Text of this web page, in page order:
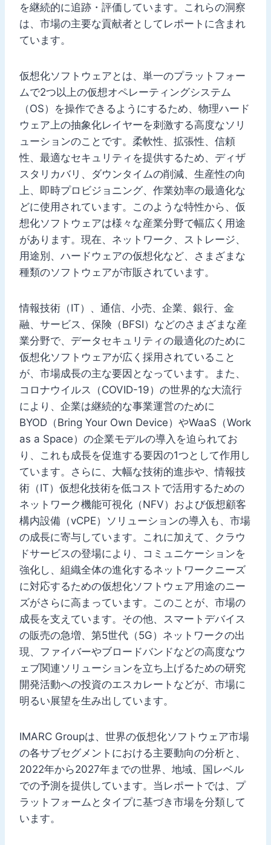
を継続的に追跡・評価しています。これらの洞察
は、市場の主要な貢献者としてレポートに含まれ
ています。
仮想化ソフトウェアとは、単一のプラットフォー
ムで2つ以上の仮想オペレーティングシステム
（OS）を操作できるようにするため、物理ハード
ウェア上の抽象化レイヤーを刺激する高度なソリ
ューションのことです。柔軟性、拡張性、信頼
性、最適なセキュリティを提供するため、ディザ
スタリカバリ、ダウンタイムの削減、生産性の向
上、即時プロビジョニング、作業効率の最適化な
どに使用されています。このような特性から、仮
想化ソフトウェアは様々な産業分野で幅広く用途
があります。現在、ネットワーク、ストレージ、
用途別、ハードウェアの仮想化など、さまざまな
種類のソフトウェアが市販されています。
情報技術（IT）、通信、小売、企業、銀行、金
融、サービス、保険（BFSI）などのさまざまな産
業分野で、データセキュリティの最適化のために
仮想化ソフトウェアが広く採用されていること
が、市場成長の主な要因となっています。また、
コロナウイルス（COVID-19）の世界的な大流行
により、企業は継続的な事業運営のために
BYOD（Bring Your Own Device）やWaaS（Work
as a Space）の企業モデルの導入を迫られてお
り、これも成長を促進する要因の1つとして作用し
ています。さらに、大幅な技術的進歩や、情報技
術（IT）仮想化技術を低コストで活用するための
ネットワーク機能可視化（NFV）および仮想顧客
構内設備（vCPE）ソリューションの導入も、市場
の成長に寄与しています。これに加えて、クラウ
ドサービスの登場により、コミュニケーションを
強化し、組織全体の進化するネットワークニーズ
に対応するための仮想化ソフトウェア用途のニー
ズがさらに高まっています。このことが、市場の
成長を支えています。その他、スマートデバイス
の販売の急増、第5世代（5G）ネットワークの出
現、ファイバーやブロードバンドなどの高度なウ
ェブ関連ソリューションを立ち上げるための研究
開発活動への投資のエスカレートなどが、市場に
明るい展望を生み出しています。
IMARC Groupは、世界の仮想化ソフトウェア市場
の各サブセグメントにおける主要動向の分析と、
2022年から2027年までの世界、地域、国レベル
での予測を提供しています。当レポートでは、プ
ラットフォームとタイプに基づき市場を分類して
います。